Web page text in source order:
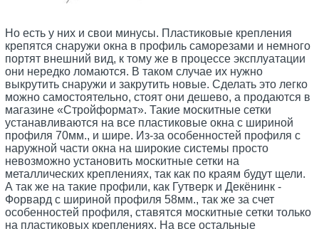
Но есть у них и свои минусы. Пластиковые крепления
крепятся снаружи окна в профиль саморезами и немного
портят внешний вид, к тому же в процессе эксплуатации
они нередко ломаются. В таком случае их нужно
выкрутить снаружи и закрутить новые. Сделать это легко
можно самостоятельно, стоят они дешево, а продаются в
магазине «Стройформат». Такие москитные сетки
устанавливаются на все пластиковые окна с шириной
профиля 70мм., и шире. Из-за особенностей профиля с
наружной части окна на широкие системы просто
невозможно установить москитные сетки на
металлических креплениях, так как по краям будут щели.
А так же на такие профили, как Гутверк и Декёнинк -
Форвард с шириной профиля 58мм., так же за счет
особенностей профиля, ставятся москитные сетки только
на пластиковых креплениях. На все остальные